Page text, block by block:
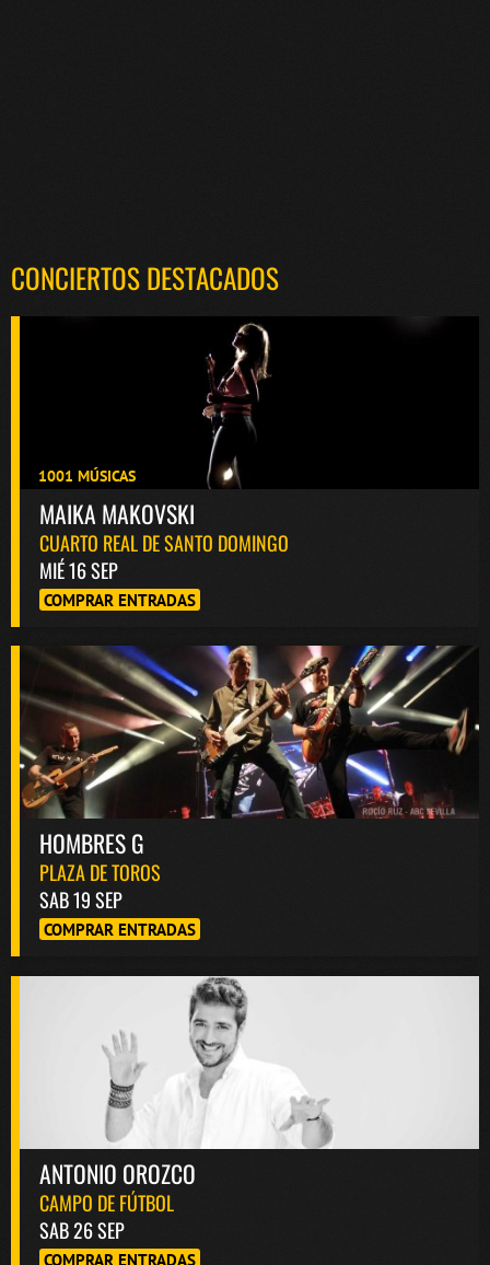
CONCIERTOS DESTACADOS
1001 MÚSICAS
MAIKA MAKOVSKI
CUARTO REAL DE SANTO DOMINGO
MIÉ 16 SEP
COMPRAR ENTRADAS
HOMBRES G
PLAZA DE TOROS
SAB 19 SEP
COMPRAR ENTRADAS
ANTONIO OROZCO
CAMPO DE FÚTBOL
SAB 26 SEP
COMPRAR ENTRADAS